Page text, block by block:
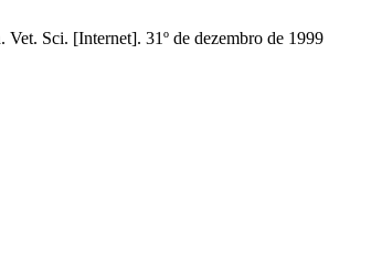
Sci. [Internet]. 31º de dezembro de 1999